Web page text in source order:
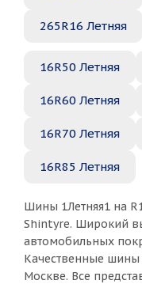
265R16 Летняя
16R50 Летняя
16R60 Летняя
16R70 Летняя
16R85 Летняя
Шины 1Летняя1 на
Shintyre. Широкий
автомобильных
Качественные шины
Москве. Все